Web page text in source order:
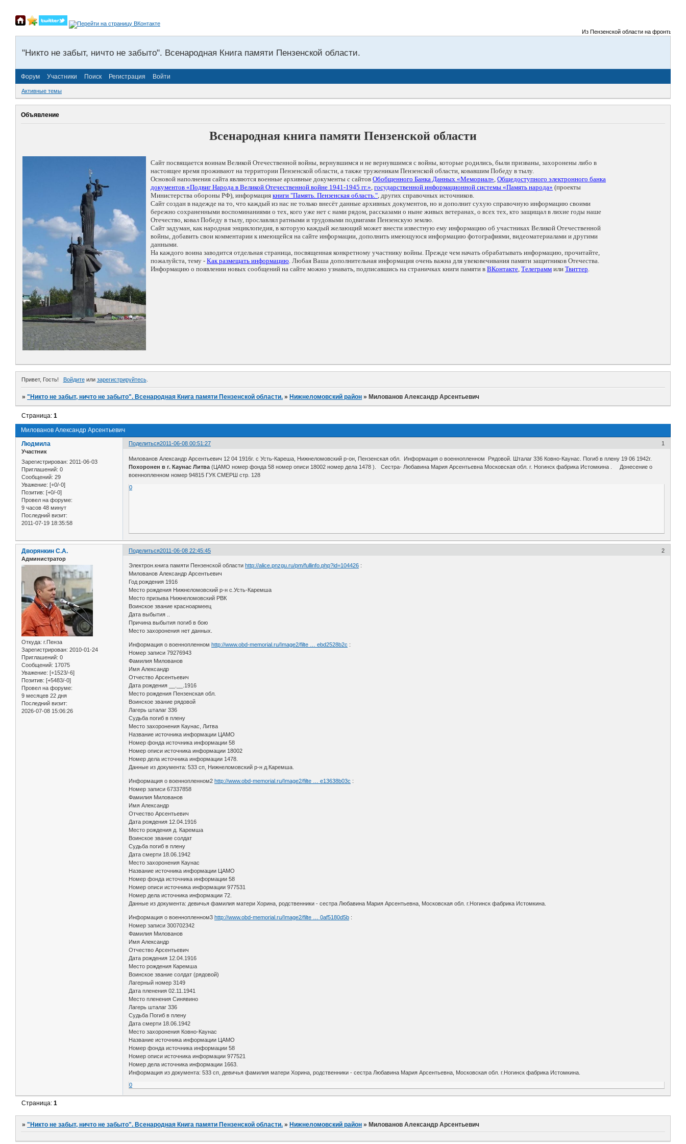
Из Пензенской области на фронты
"Никто не забыт, ничто не забыто". Всенародная Книга памяти Пензенской области.
Форум Участники Поиск Регистрация Войти
Активные темы
Объявление
Всенародная книга памяти Пензенской области
Сайт посвящается воинам Великой Отечественной войны, вернувшимся и не вернувшимся с войны, которые родились, были призваны, захоронены либо в
настоящее время проживают на территории Пензенской области, а также труженикам Пензенской области, ковавшим Победу в тылу.
Основой наполнения сайта являются военные архивные документы с сайтов Обобщенного Банка Данных «Мемориал», Общедоступного электронного банка
документов «Подвиг Народа в Великой Отечественной войне 1941-1945 гг.», государственной информационной системы «Память народа» (проекты
Министерства обороны РФ), информация книги "Память. Пензенская область.", других справочных источников.
Сайт создан в надежде на то, что каждый из нас не только внесёт данные архивных документов, но и дополнит сухую справочную информацию своими
бережно сохраненными воспоминаниями о тех, кого уже нет с нами рядом, рассказами о ныне живых ветеранах, о всех тех, кто защищал в лихие годы наше
Отечество, ковал Победу в тылу, прославлял ратными и трудовыми подвигами Пензенскую землю.
Сайт задуман, как народная энциклопедия, в которую каждый желающий может внести известную ему информацию об участниках Великой Отечественной
войны, добавить свои комментарии к имеющейся на сайте информации, дополнить имеющуюся информацию фотографиями, видеоматериалами и другими
данными.
На каждого воина заводится отдельная страница, посвященная конкретному участнику войны. Прежде чем начать обрабатывать информацию, прочитайте,
пожалуйста, тему - Как размещать информацию. Любая Ваша дополнительная информация очень важна для увековечивания памяти защитников Отечества.
Информацию о появлении новых сообщений на сайте можно узнавать, подписавшись на страничках книги памяти в ВКонтакте, Телеграмм или Твиттер.
Привет, Гость! Войдитеили зарегистрируйтесь.
»"Никто не забыт, ничто не забыто". Всенародная Книга памяти Пензенской области. » Нижнеломовский район » Милованов Александр Арсентьевич
Милованов Александр Арсентьевич
Страница:1
Поделиться 1
2011-06-08 00:51:27
Людмила
Участник
Зарегистрирован: 2011-06-03
Приглашений: 0
Сообщений: 29
Уважение: [+0/-0]
Позитив: [+0/-0]
Провел на форуме:
9 часов 48 минут
Последний визит:
2011-07-19 18:35:58
Милованов Александр Арсентьевич 12 04 1916г. с Усть-Кареша, Нижнеломовский р-он, Пензенская обл. Информация о военнопленном Рядовой. Шталаг 336 Ковно-Каунас. Погиб в плену 19 06 1942г.
Похоронен в г. Каунас Литва(ЦАМО номер фонда 58 номер описи 18002 номер дела 1478 ). Сестра- Любавина Мария Арсентьевна Московская обл. г. Ногинск фабрика Истомкина . Донесение о
военнопленном номер 94815 ГУК СМЕРШ стр. 128
0
Поделиться 2
2011-06-08 22:45:45
Дворянкин С.А.
Администратор
Откуда: г.Пенза
Зарегистрирован: 2010-01-24
Приглашений: 0
Сообщений: 17075
Уважение: [+1523/-6]
Позитив: [+5483/-0]
Провел на форуме:
9 месяцев 22 дня
Последний визит:
2026-07-08 15:06:26
Электрон.книга памяти Пензенской областиhttp://alice.pnzgu.ru/pm/fullinfo.php?id=104426 :
Милованов Александр Арсентьевич
Год рождения 1916
Место рождения Нижнеломовский р-н с.Усть-Каремша
Место призыва Нижнеломовский РВК
Воинское звание красноармеец
Дата выбытия ..
Причина выбытия погиб в бою
Место захоронения нет данных.
Информация о военнопленномhttp://www.obd-memorial.ru/Image2/filte … ebd2528b2c :
Номер записи 79276943
Фамилия Милованов
Имя Александр
Отчество Арсентьевич
Дата рождения __.__.1916
Место рождения Пензенская обл.
Воинское звание рядовой
Лагерь шталаг 336
Судьба погиб в плену
Место захоронения Каунас, Литва
Название источника информации ЦАМО
Номер фонда источника информации 58
Номер описи источника информации 18002
Номер дела источника информации 1478.
Данные из документа: 533 сп, Нижнеломовский р-н д.Каремша.
Информация о военнопленном2http://www.obd-memorial.ru/Image2/filte … e13638b03c :
Номер записи 67337858
Фамилия Милованов
Имя Александр
Отчество Арсентьевич
Дата рождения 12.04.1916
Место рождения д. Каремша
Воинское звание солдат
Судьба погиб в плену
Дата смерти 18.06.1942
Место захоронения Каунас
Название источника информации ЦАМО
Номер фонда источника информации 58
Номер описи источника информации 977531
Номер дела источника информации 72.
Данные из документа: девичья фамилия матери Хорина, родственники - сестра Любавина Мария Арсентьевна, Московская обл. г.Ногинск фабрика Истомкина.
Информация о военнопленном3http://www.obd-memorial.ru/Image2/filte … 0af5180d5b :
Номер записи 300702342
Фамилия Милованов
Имя Александр
Отчество Арсентьевич
Дата рождения 12.04.1916
Место рождения Каремша
Воинское звание солдат (рядовой)
Лагерный номер 3149
Дата пленения 02.11.1941
Место пленения Синявино
Лагерь шталаг 336
Судьба Погиб в плену
Дата смерти 18.06.1942
Место захоронения Ковно-Каунас
Название источника информации ЦАМО
Номер фонда источника информации 58
Номер описи источника информации 977521
Номер дела источника информации 1663.
Информация из документа: 533 сп, девичья фамилия матери Хорина, родственники - сестра Любавина Мария Арсентьевна, Московская обл. г.Ногинск фабрика Истомкина.
0
Страница:1
»"Никто не забыт, ничто не забыто". Всенародная Книга памяти Пензенской области. »Нижнеломовский район »Милованов Александр Арсентьевич